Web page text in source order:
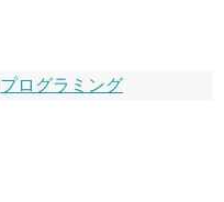
プログラミング